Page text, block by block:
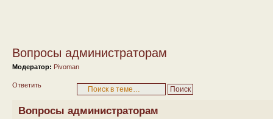
Вопросы администраторам
Модератор: Pivoman
Ответить
Вопросы администраторам